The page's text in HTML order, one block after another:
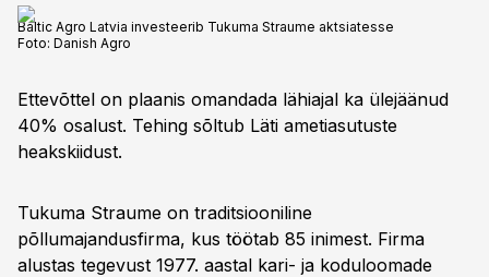
Baltic Agro Latvia investeerib Tukuma Straume aktsiatesse
Foto: Danish Agro
Ettevõttel on plaanis omandada lähiajal ka ülejäänud
40% osalust. Tehing sõltub Läti ametiasutuste
heakskiidust.
Tukuma Straume on traditsiooniline
põllumajandusfirma, kus töötab 85 inimest. Firma
alustas tegevust 1977. aastal kari- ja koduloomade